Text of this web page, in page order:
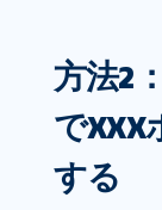
方法2
でXXX
する